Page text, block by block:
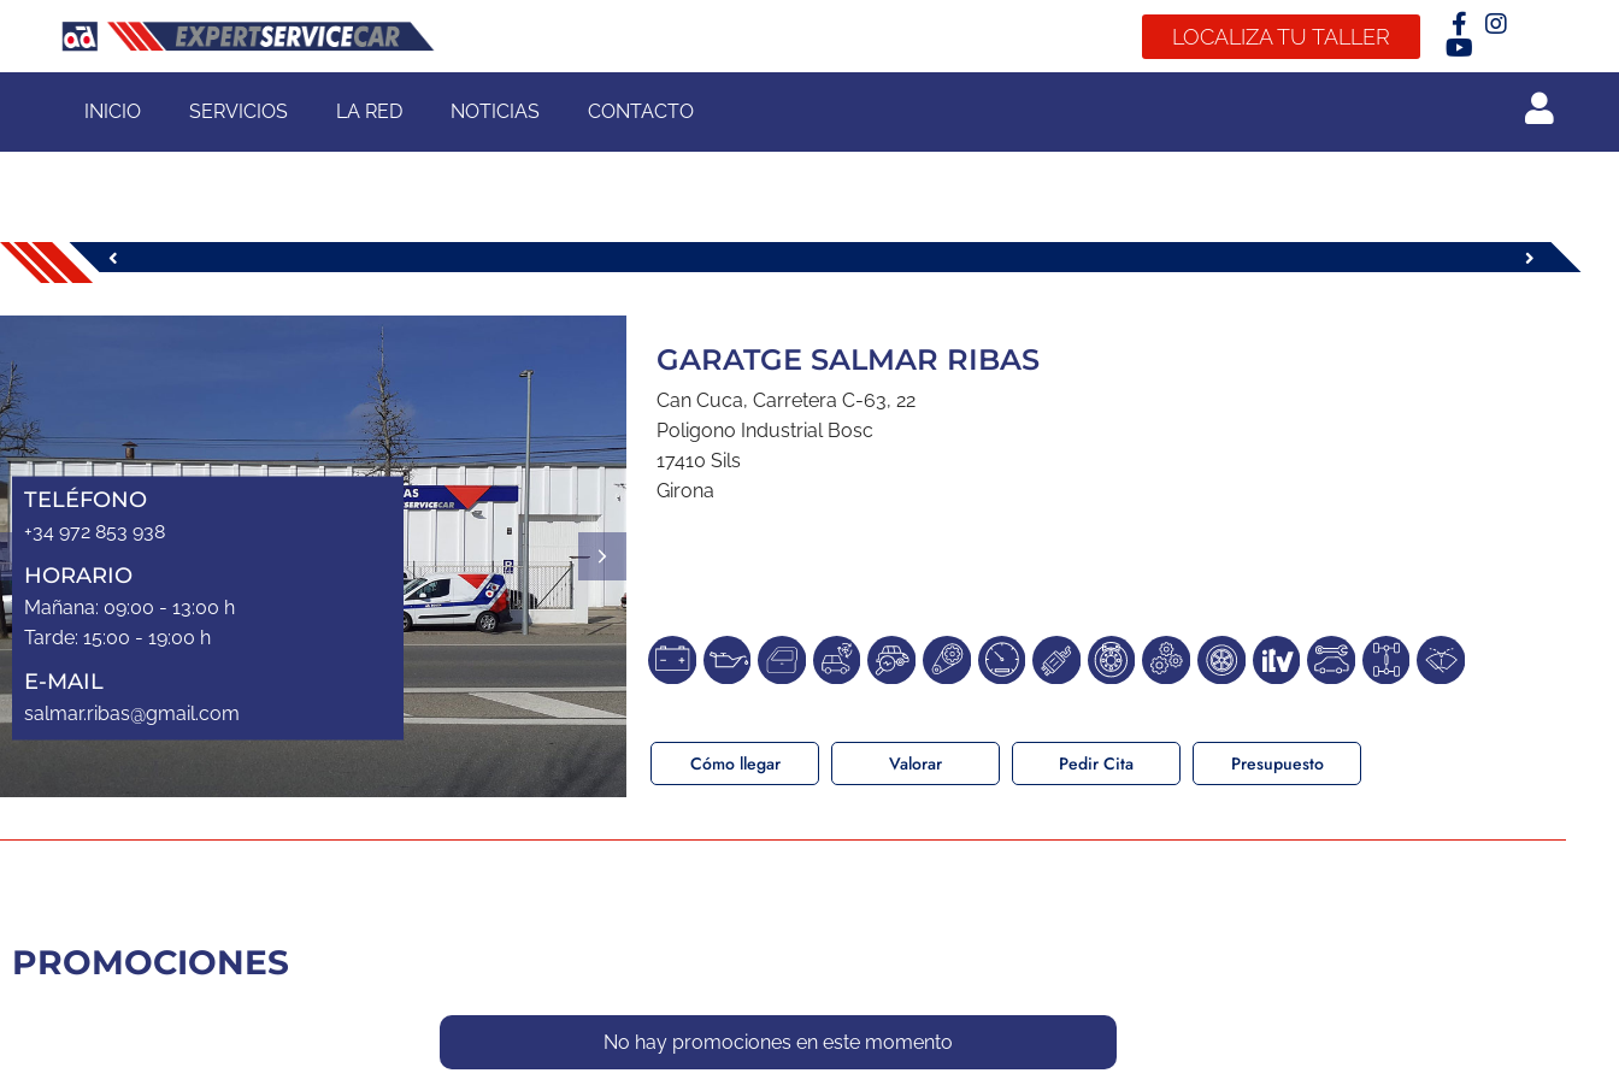
LOCALIZA TU TALLER
INICIO SERVICIOS LA RED NOTICIAS CONTACTO
GARATGE SALMAR RIBAS
Can Cuca, Carretera C-63, 22
Poligono Industrial Bosc
17410 Sils
Girona
Cómo llegar Valorar Pedir Cita Presupuesto
TELÉFONO
+34 972 853 938
HORARIO
Mañana: 09:00 - 13:00 h
Tarde: 15:00 - 19:00 h
E-MAIL
salmar.ribas@gmail.com
PROMOCIONES
No hay promociones en este momento